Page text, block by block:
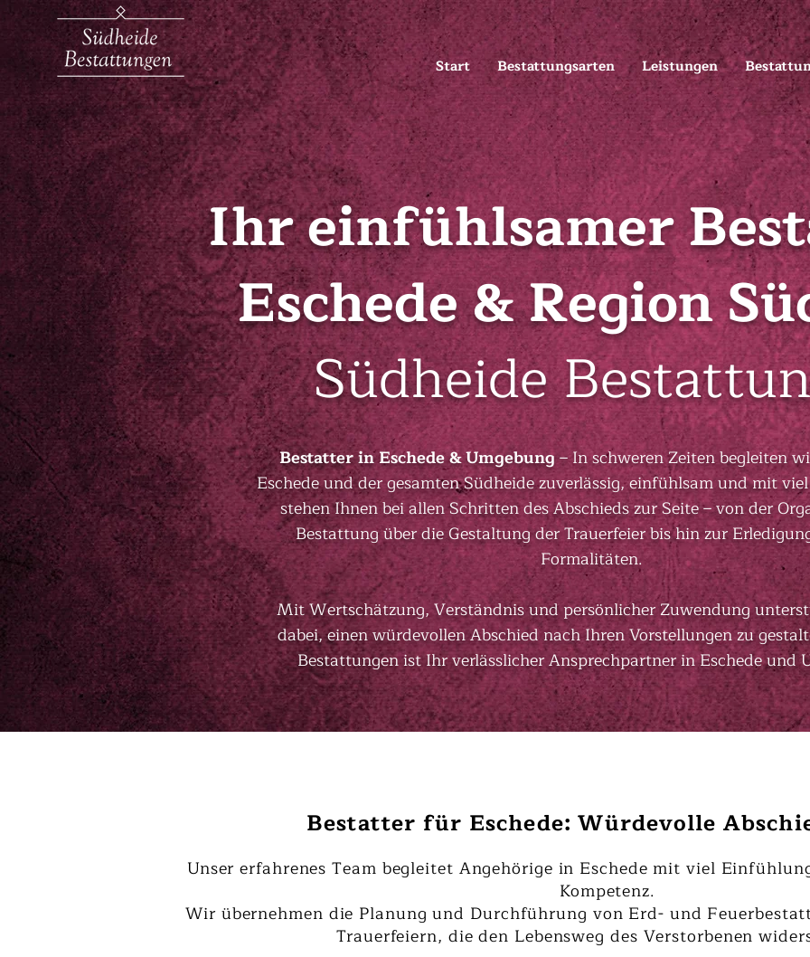
Start Bestattungsarten Leistungen
Ihr einfühlsamer
Eschede & Region
Südheide
Bestatter in Eschede & Umgebung– In schweren Zeiten begleiten
Eschede und der gesamten Südheide zuverlässig, einfühlsam und mit
stehen Ihnen bei allen Schritten des Abschieds zur Seite – von der
Bestattung über die Gestaltung der Trauerfeier bis hin zur
Formalitäten.
Mit Wertschätzung, Verständnis und persönlicher Zuwendung
dabei, einen würdevollen Abschied nach Ihren Vorstellungen zu
Bestattungen ist Ihr verlässlicher Ansprechpartner in Eschede und
Bestatter für Eschede: Würdevolle
Unser erfahrenes Team begleitet Angehörige in Eschede mit viel
Kompetenz.
Wir übernehmen die Planung und Durchführung von Erd- und
Trauerfeiern, die den Lebensweg des Verstorbenen